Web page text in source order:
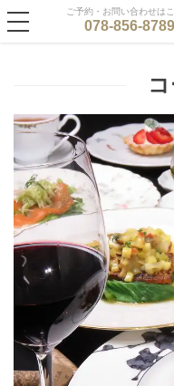
ご予約・お問い合わせは
078-856-8789